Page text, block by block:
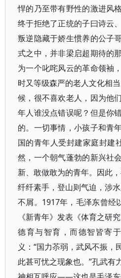
悍的乃至带有野性的激进风
终于拒绝了正统的子曰诗云
叛逆隐藏于娇生惯养的公子
式之中，并非梁启超期待的
为一个叱咤风云的革命领袖
时又等级森严的老人文化相
候，很不喜欢老人，因为他
年人谁没点错误呢？但是你
的。一切事情，小孩子和青
国的青年人受封建家庭封
然，一个朝气蓬勃的新兴社
新、敢做敢为的青年。因此
纤纤素手，登山则气迫，涉
不屑。1917年，毛泽东曾经
《新青年》发表《体育之研
德育与智育，而德智皆寄
义：“国力苶弱，武风不振，
此甚可忧之现象也。”孔武有